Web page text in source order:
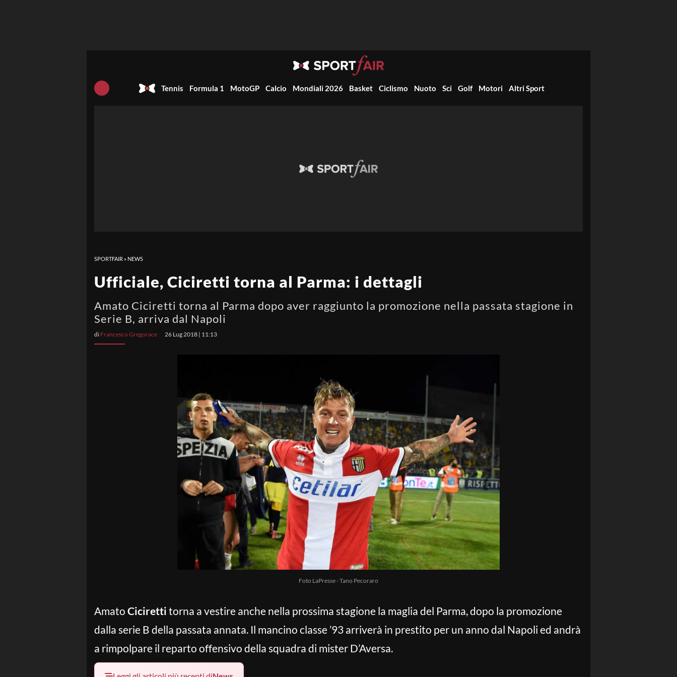
Tennis Formula 1 MotoGP Calcio Mondiali 2026 Basket Ciclismo Nuoto Sci Golf Motori Altri Sport
SPORTFAIR » NEWS
Ufficiale, Ciciretti torna al Parma: i dettagli
Amato Ciciretti torna al Parma dopo aver raggiunto la promozione nella passata stagione in
Serie B, arriva dal Napoli
di Francesco Gregorace 26 Lug 2018 | 11:13
Foto LaPresse - Tano Pecoraro
Amato Ciciretti torna a vestire anche nella prossima stagione la maglia del Parma, dopo la promozione
dalla serie B della passata annata. Il mancino classe ’93 arriverà in prestito per un anno dal Napoli ed andrà
a rimpolpare il reparto offensivo della squadra di mister D’Aversa.